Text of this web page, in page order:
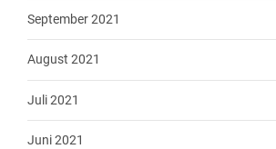
September 2021
August 2021
Juli 2021
Juni 2021